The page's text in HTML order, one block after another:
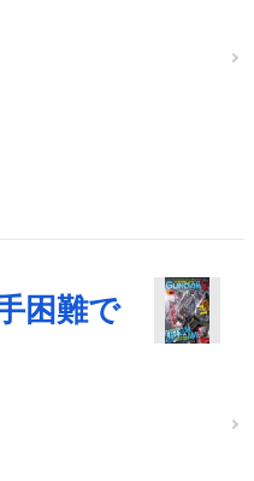
困難で